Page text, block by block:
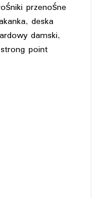
przenośne
, deska
damski,
strong point